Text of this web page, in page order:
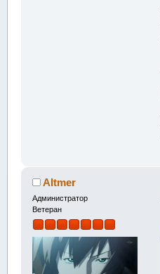
Altmer
Администратор
Ветеран